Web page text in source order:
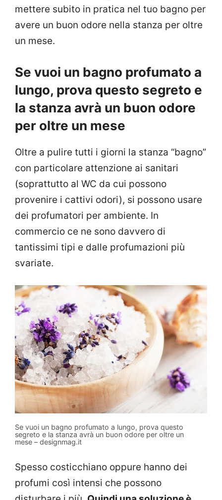
mettere subito in pratica nel tuo bagno per
avere un buon odore nella stanza per oltre
un mese.
Se vuoi un bagno profumato a
lungo, prova questo segreto e
la stanza avrà un buon odore
per oltre un mese
Oltre a pulire tutti i giorni la stanza “bagno”
con particolare attenzione ai sanitari
(soprattutto al WC da cui possono
provenire i cattivi odori), si possono usare
dei profumatori per ambiente. In
commercio ce ne sono davvero di
tantissimi tipi e dalle profumazioni più
svariate.
Se vuoi un bagno profumato a lungo, prova questo
segreto e la stanza avrà un buon odore per oltre un
mese – designmag.it
Spesso costicchiano oppure hanno dei
profumi così intensi che possono